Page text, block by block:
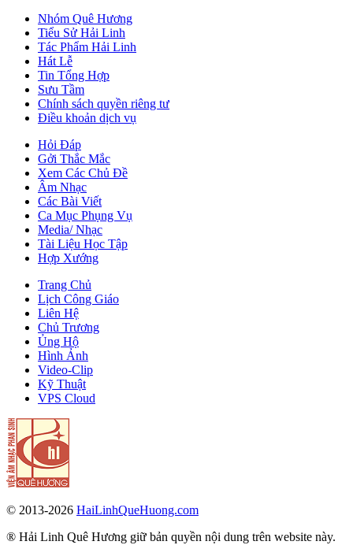
Nhóm Quê Hương
Tiểu Sử Hải Linh
Tác Phẩm Hải Linh
Hát Lễ
Tin Tổng Hợp
Sưu Tầm
Chính sách quyền riêng tư
Điều khoản dịch vụ
Hỏi Đáp
Gởi Thắc Mắc
Xem Các Chủ Đề
Âm Nhạc
Các Bài Viết
Ca Mục Phụng Vụ
Media/ Nhạc
Tài Liệu Học Tập
Hợp Xướng
Trang Chủ
Lịch Công Giáo
Liên Hệ
Chủ Trương
Ủng Hộ
Hình Ảnh
Video-Clip
Kỹ Thuật
VPS Cloud
© 2013-2026 HaiLinhQueHuong.com
® Hải Linh Quê Hương giữ bản quyền nội dung trên website này.